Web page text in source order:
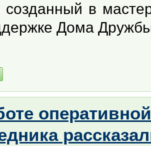
созданный в
Дома